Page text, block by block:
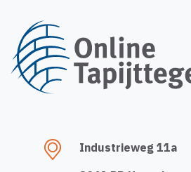
Industrieweg 11a